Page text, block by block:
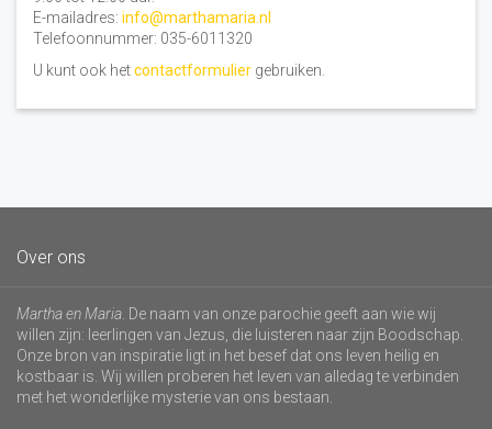
E-mailadres: info@marthamaria.nl
Telefoonnummer: 035-6011320
U kunt ook hetcontactformulier gebruiken.
Over ons
Martha en Maria . De naam van onze parochie geeft aan wie wij
willen zijn: leerlingen van Jezus, die luisteren naar zijn Boodschap.
Onze bron van inspiratie ligt in het besef dat ons leven heilig en
kostbaar is. Wij willen proberen het leven van alledag te verbinden
met het wonderlijke mysterie van ons bestaan.